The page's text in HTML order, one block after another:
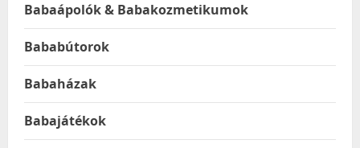
Babaápolók & Babakozmetikumok
Bababútorok
Babaházak
Babajátékok